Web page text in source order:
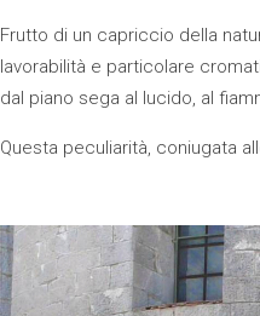
Frutto di un capriccio della
lavorabilità e particolare
dal piano sega al lucido, al
Questa peculiarità, coniugata